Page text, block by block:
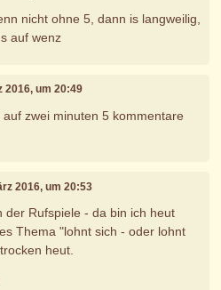
nicht ohne 5, dann is langweilig,
auf wenz
2016, um 20:49
zwei minuten 5 kommentare
2016, um 20:53
der Rufspiele - da bin ich heut
Thema "lohnt sich - oder lohnt
heut.